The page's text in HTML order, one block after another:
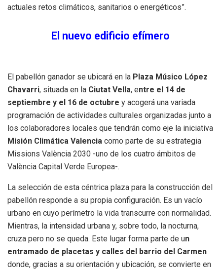
actuales retos climáticos, sanitarios o energéticos”.
El nuevo edificio efímero
El pabellón ganador se ubicará en la Plaza Músico López
Chavarri, situada en la Ciutat Vella, entre el 14 de
septiembre y el 16 de octubre y acogerá una variada
programación de actividades culturales organizadas junto a
los colaboradores locales que tendrán como eje la iniciativa
Misión Climática Valencia como parte de su estrategia
Missions València 2030 -uno de los cuatro ámbitos de
València Capital Verde Europea-.
La selección de esta céntrica plaza para la construcción del
pabellón responde a su propia configuración. Es un vacío
urbano en cuyo perímetro la vida transcurre con normalidad.
Mientras, la intensidad urbana y, sobre todo, la nocturna,
cruza pero no se queda. Este lugar forma parte de un
entramado de placetas y calles del barrio del Carmen
donde, gracias a su orientación y ubicación, se convierte en